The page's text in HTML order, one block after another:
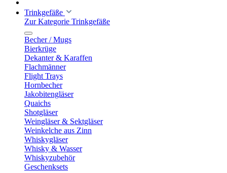
Trinkgefäße
Zur Kategorie Trinkgefäße
Becher / Mugs
Bierkrüge
Dekanter & Karaffen
Flachmänner
Flight Trays
Hornbecher
Jakobitengläser
Quaichs
Shotgläser
Weingläser & Sektgläser
Weinkelche aus Zinn
Whiskygläser
Whisky & Wasser
Whiskyzubehör
Geschenksets